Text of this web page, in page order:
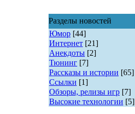
Разделы новостей
Юмор [44]
Интернет [21]
Анекдоты [2]
Тюнинг [7]
Рассказы и истории [65]
Ссылки [1]
Обзоры, релизы игр [7]
Высокие технологии [5]